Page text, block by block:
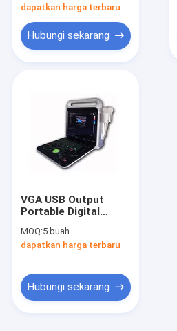
dapatkan harga terbaru
Hubungi sekarang
VGA USB Output
Portable Digital
Peralatan Perangkat
Genggam LCD
MOQ:5 buah
dapatkan harga terbaru
Hubungi sekarang